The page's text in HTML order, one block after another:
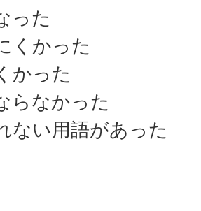
った
くかった
かった
らなかった
ない用語があった